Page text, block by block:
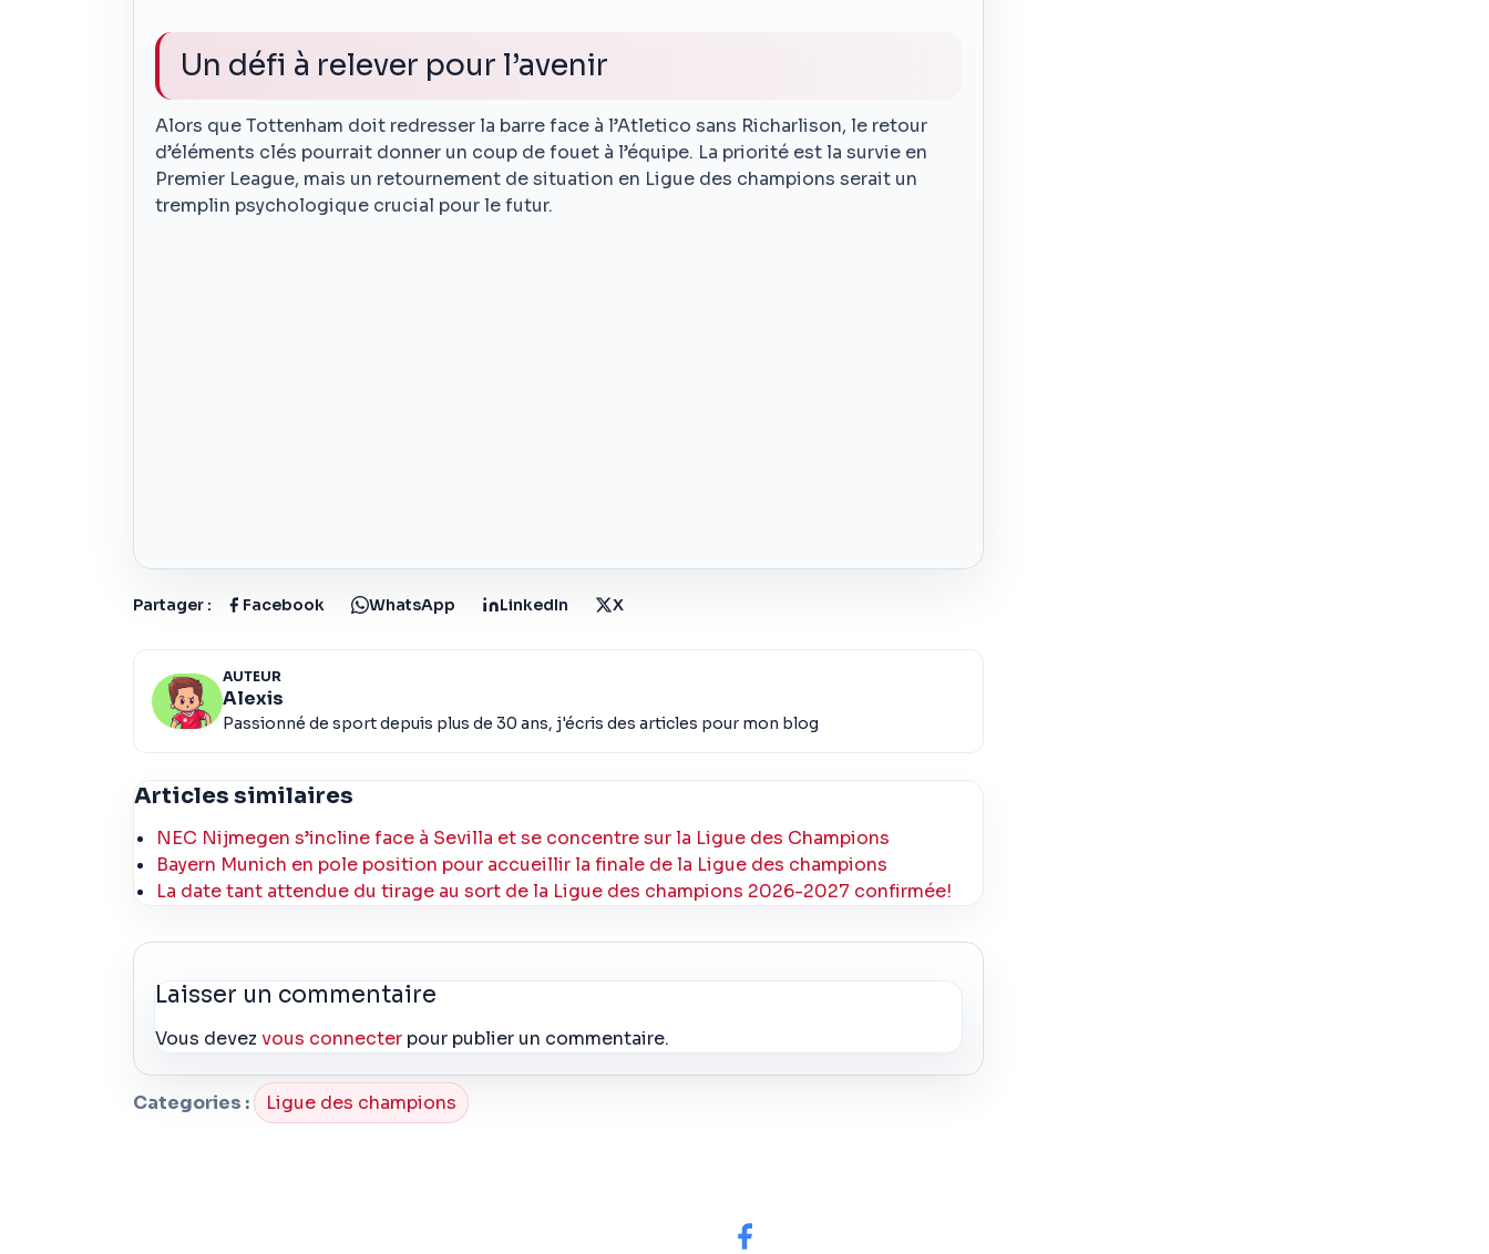
Un défi à relever pour l’avenir
Alors que Tottenham doit redresser la barre face à l’Atletico sans Richarlison, le retour
d’éléments clés pourrait donner un coup de fouet à l’équipe. La priorité est la survie en
Premier League, mais un retournement de situation en Ligue des champions serait un
tremplin psychologique crucial pour le futur.
Partager : Facebook WhatsApp LinkedIn X
AUTEUR
Alexis
Passionné de sport depuis plus de 30 ans, j'écris des articles pour mon blog
Articles similaires
NEC Nijmegen s’incline face à Sevilla et se concentre sur la Ligue des Champions
Bayern Munich en pole position pour accueillir la finale de la Ligue des champions
La date tant attendue du tirage au sort de la Ligue des champions 2026-2027 confirmée!
Laisser un commentaire
Vous devezvous connecter pour publier un commentaire.
Categories : Ligue des champions